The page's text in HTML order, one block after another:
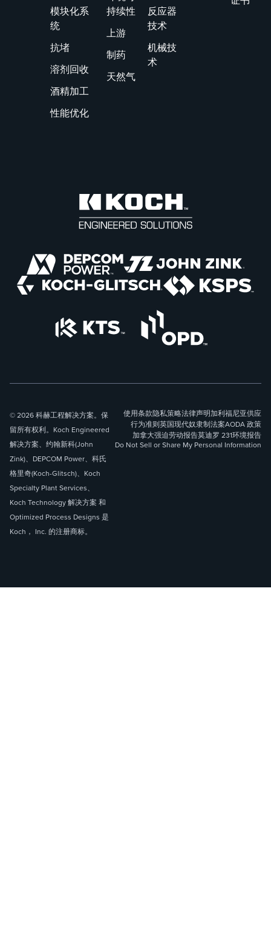
模块化系
统
抗堵
溶剂回收
酒精加工
性能优化
持续性
上游
制药
天然气
反应器
技术
机械技
术
© 2026 科赫工程解决方案。保
留所有权利。Koch Engineered
解决方案、约翰新科(John
Zink)、DEPCOM Power、科氏
格里奇(Koch-Glitsch)、Koch
Specialty Plant Services、
Koch Technology 解决方案 和
Optimized Process Designs 是
Koch， Inc. 的注册商标。
使用条款隐私策略法律声明加利福尼亚供应
行为准则英国现代奴隶制法案AODA 政策
加拿大强迫劳动报告莫迪罗 231环境报告
Do Not Sell or Share My Personal Information